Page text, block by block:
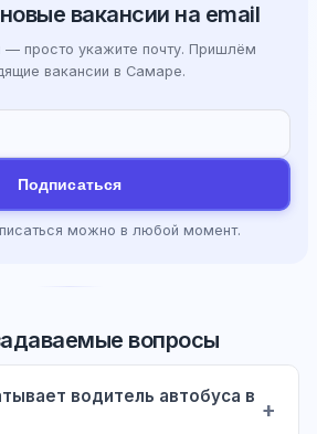
вакансии на email
— просто укажите почту. Пришлём
вакансии в Самаре.
Подписаться
можно в любой момент.
вопросы
водитель автобуса в